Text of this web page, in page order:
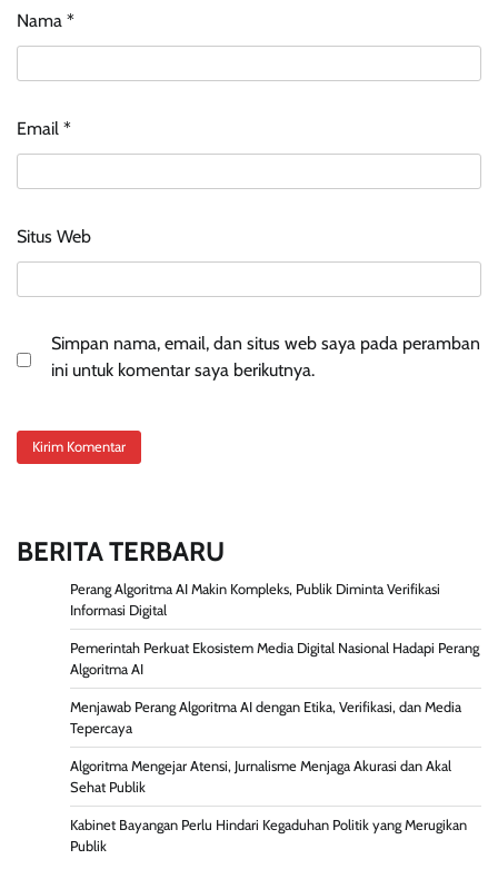
Nama *
Email *
Situs Web
Simpan nama, email, dan situs web saya pada peramban
ini untuk komentar saya berikutnya.
BERITA TERBARU
Perang Algoritma AI Makin Kompleks, Publik Diminta Verifikasi
Informasi Digital
Pemerintah Perkuat Ekosistem Media Digital Nasional Hadapi Perang
Algoritma AI
Menjawab Perang Algoritma AI dengan Etika, Verifikasi, dan Media
Tepercaya
Algoritma Mengejar Atensi, Jurnalisme Menjaga Akurasi dan Akal
Sehat Publik
Kabinet Bayangan Perlu Hindari Kegaduhan Politik yang Merugikan
Publik